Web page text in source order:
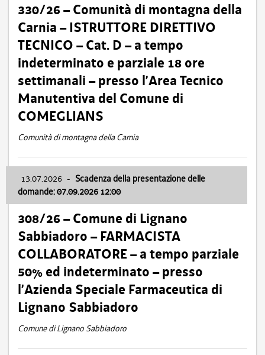
330/26 – Comunità di montagna della
Carnia – ISTRUTTORE DIRETTIVO
TECNICO – Cat. D – a tempo
indeterminato e parziale 18 ore
settimanali – presso l’Area Tecnico
Manutentiva del Comune di
COMEGLIANS
Comunità di montagna della Carnia
13.07.2026 - Scadenza della presentazione delle
domande: 07.09.2026 12:00
308/26 – Comune di Lignano
Sabbiadoro – FARMACISTA
COLLABORATORE – a tempo parziale
50% ed indeterminato – presso
l’Azienda Speciale Farmaceutica di
Lignano Sabbiadoro
Comune di Lignano Sabbiadoro